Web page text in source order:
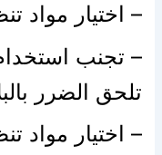
– اختيار مواد
– تجنب
تلحق الضرر
– اختيار مواد